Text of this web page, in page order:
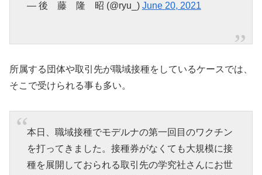
— 後 藤 隆 昭 (@ryu_) June 20, 2021
所属する団体や取引先が職域接種をしているケースでは、
そこで受けられる事も多い。
本日、職域接種でモデルナの第一回目のワクチン
を打ってきました。接種券がなくても大規模に接
種を展開しておられる取引先の学究社さんにお世